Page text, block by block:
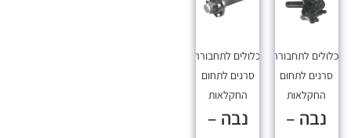
לתחבורה,
סרנים לתחום
החקלאות
נבה –
מכלולים לתחבורה,
סרנים לתחום
החקלאות
נבה –